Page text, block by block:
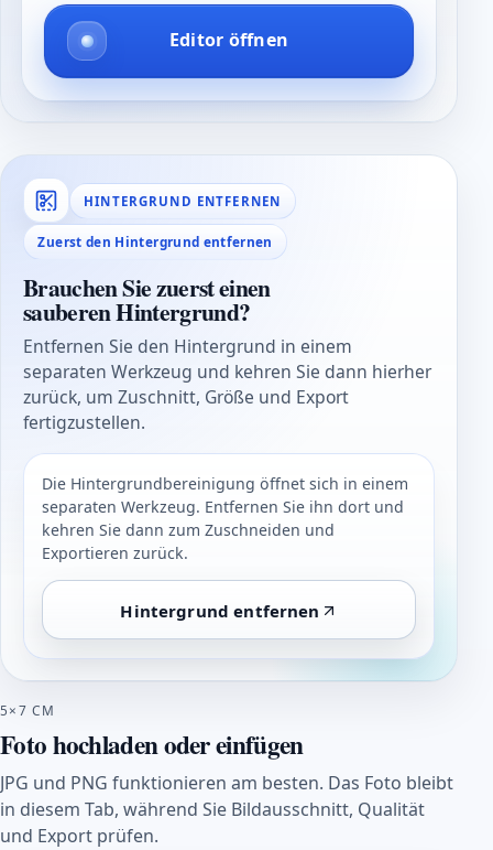
Editor öffnen
HINTERGRUND ENTFERNEN
Zuerst den Hintergrund entfernen
Brauchen Sie zuerst einen
sauberen Hintergrund?
Entfernen Sie den Hintergrund in einem
separaten Werkzeug und kehren Sie dann hierher
zurück, um Zuschnitt, Größe und Export
fertigzustellen.
Die Hintergrundbereinigung öffnet sich in einem
separaten Werkzeug. Entfernen Sie ihn dort und
kehren Sie dann zum Zuschneiden und
Exportieren zurück.
Hintergrund entfernen
5×7 CM
Foto hochladen oder einfügen
JPG und PNG funktionieren am besten. Das Foto bleibt
in diesem Tab, während Sie Bildausschnitt, Qualität
und Export prüfen.